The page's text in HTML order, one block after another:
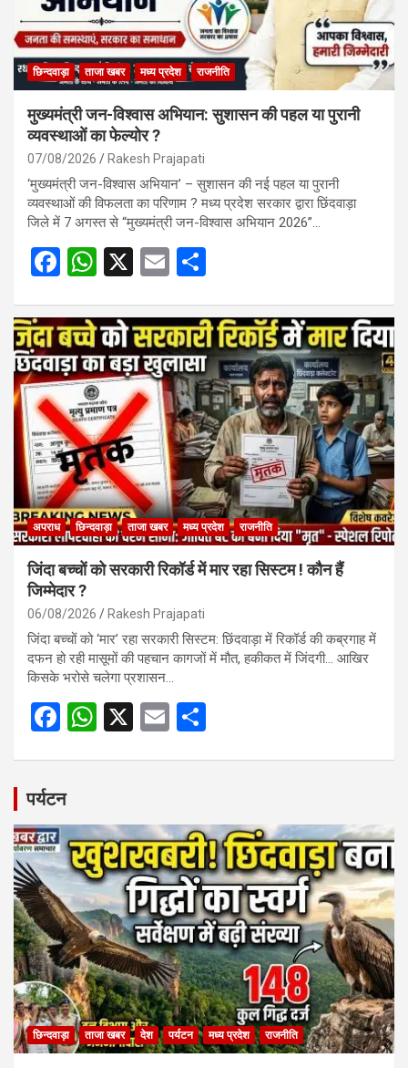
छिन्दवाड़ा ताजा खबर मध्य प्रदेश राजनीति
मुख्यमंत्री जन-विश्वास अभियान: सुशासन की पहल या पुरानी
व्यवस्थाओं का फेल्योर ?
07/08/2026 Rakesh Prajapati
‘मुख्यमंत्री जन-विश्वास अभियान’ – सुशासन की नई पहल या पुरानी
व्यवस्थाओं की विफलता का परिणाम ? मध्य प्रदेश सरकार द्वारा छिंदवाड़ा
जिले में 7 अगस्त से “मुख्यमंत्री जन-विश्वास अभियान 2026”…
F
ce
b
o
o
k
W
at
s
A
p
p
X
E
ail ar
e
अपराध छिन्दवाड़ा ताजा खबर मध्य प्रदेश राजनीति
जिंदा बच्चों को सरकारी रिकॉर्ड में मार रहा सिस्टम ! कौन हैं
जिम्मेदार ?
06/08/2026 Rakesh Prajapati
जिंदा बच्चों को ‘मार’ रहा सरकारी सिस्टम: छिंदवाड़ा में रिकॉर्ड की कब्रगाह में
दफन हो रही मासूमों की पहचान कागजों में मौत, हकीकत में जिंदगी… आखिर
किसके भरोसे चलेगा प्रशासन…
F
b
o
o
k
W
A
p
p
X
E
पर्यटन
छिन्दवाड़ा ताजा खबर देश पर्यटन मध्य प्रदेश राजनीति